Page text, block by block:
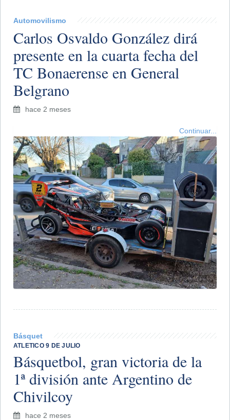
Automovilismo
Carlos Osvaldo González dirá
presente en la cuarta fecha del
TC Bonaerense en General
Belgrano
hace 2 meses
Continuar...
Básquet
ATLETICO 9 DE JULIO
Básquetbol, gran victoria de la
1ª división ante Argentino de
Chivilcoy
hace 2 meses